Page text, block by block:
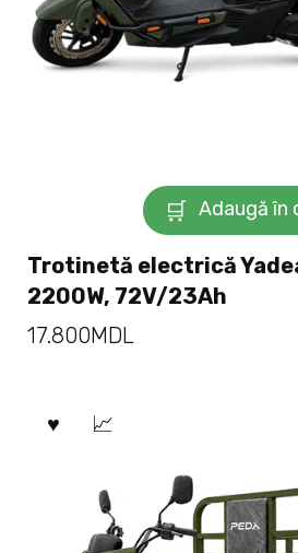
Adaugă în
Trotinetă electrică
2200W, 72V/23Ah
17.800MDL